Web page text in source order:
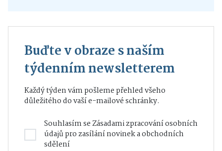
Buďte v obraze s naším
týdenním newsletterem
Každý týden vám pošleme přehled všeho
důležitého do vaší e-mailové schránky.
Souhlasím seZásadami zpracování osobních
údajůpro zasílání novinek a obchodních
sdělení